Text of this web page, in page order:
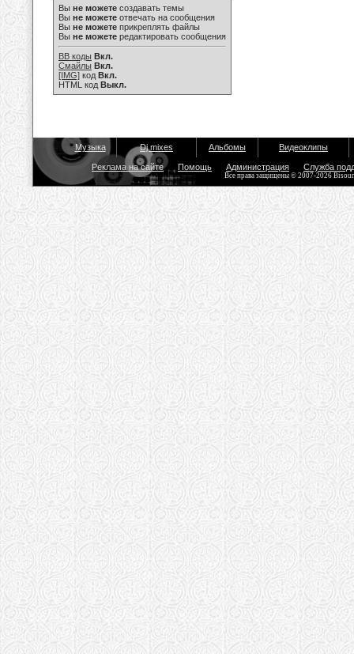
Вы не можете создавать темы
Вы не можете отвечать на сообщения
Вы не можете прикреплять файлы
Вы не можете редактировать сообщения
BB коды Вкл.
Смайлы Вкл.
[IMG] код Вкл.
HTML код Выкл.
Музыка Dj mixes Альбомы Видеоклипы
Реклама на сайте Помощь Администрация Служба
Все права защищены © 2007-2026